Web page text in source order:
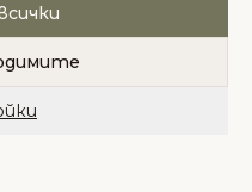
Всички права
Общи условия